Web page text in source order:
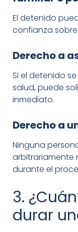
El detenido
confianza
Derecho a
Si el detenido
salud, puede
inmediato.
Derecho a
Ninguna
arbitrariamente
durante el
3.
durar